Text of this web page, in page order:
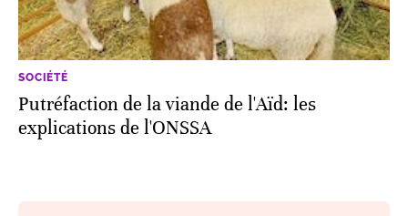
SOCIÉTÉ
Putréfaction de la viande de l'Aïd: les
explications de l'ONSSA